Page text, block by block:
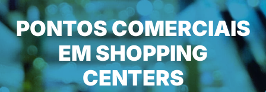
PONTOS COMERCIAIS
EM SHOPPING
CENTERS